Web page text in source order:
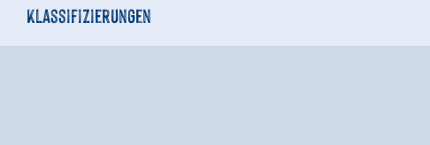
Klassifizierungen